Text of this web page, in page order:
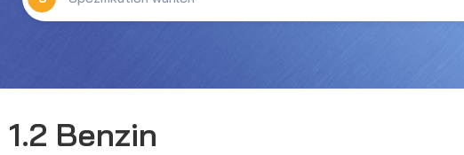
1.2 Benzin